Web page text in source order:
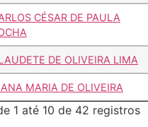
CÉSAR DE PAULA
DE OLIVEIRA LIMA
MARIA DE OLIVEIRA
1 até 10 de 42 registros